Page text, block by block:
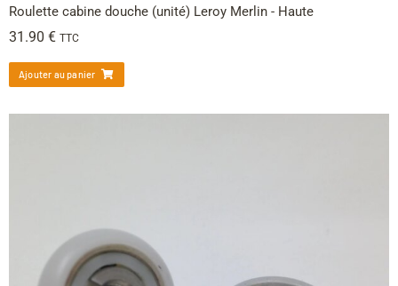
Roulette cabine douche (unité) Leroy Merlin - Haute
31.90 € TTC
Ajouter au panier